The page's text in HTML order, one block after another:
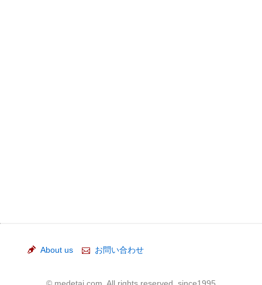
About us お問い合わせ
© medetai.com, All rights reserved. since1995